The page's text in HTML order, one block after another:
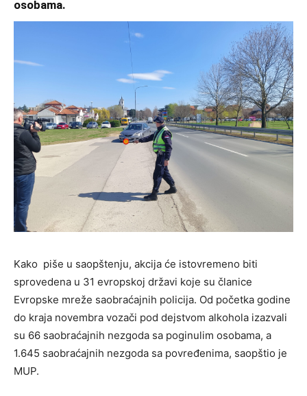
osobama.
Kako piše u saopštenju, akcija će istovremeno biti
sprovedena u 31 evropskoj državi koje su članice
Evropske mreže saobraćajnih policija. Od početka godine
do kraja novembra vozači pod dejstvom alkohola izazvali
su 66 saobraćajnih nezgoda sa poginulim osobama, a
1.645 saobraćajnih nezgoda sa povređenima, saopštio je
MUP.